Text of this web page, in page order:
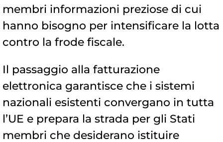
membri informazioni preziose di cui
hanno bisogno per intensificare la lotta
contro la frode fiscale.
Il passaggio alla fatturazione
elettronica garantisce che i sistemi
nazionali esistenti convergano in tutta
l’UE e prepara la strada per gli Stati
membri che desiderano istituire